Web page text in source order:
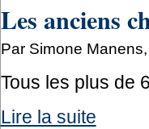
Les anciens
Par Simone
Tous les plus de
Lire la suite